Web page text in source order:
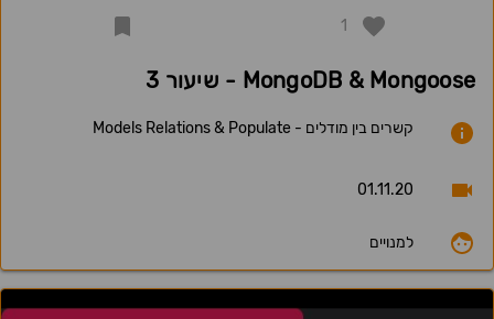
1
MongoDB & Mongoose - שיעור 3
קשרים בין מודלים - Models Relations & Populate
01.11.20
למנויים